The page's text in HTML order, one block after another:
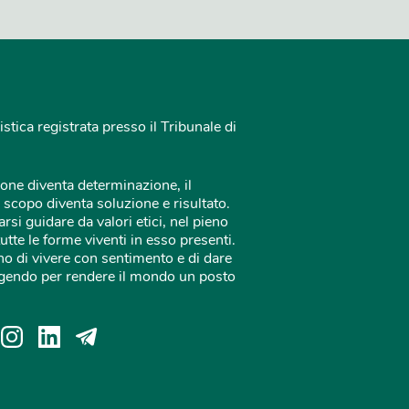
registrata presso il Tribunale di
diventa determinazione, il
diventa soluzione e risultato.
guidare da valori etici, nel pieno
le forme viventi in esso presenti.
di vivere con sentimento e di dare
per rendere il mondo un posto